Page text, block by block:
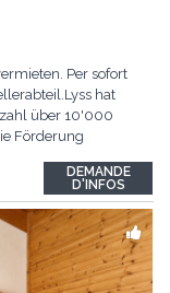
Per sofort
hat
über 10'000
Förderung
hat bis
DEMANDE
D'INFOS